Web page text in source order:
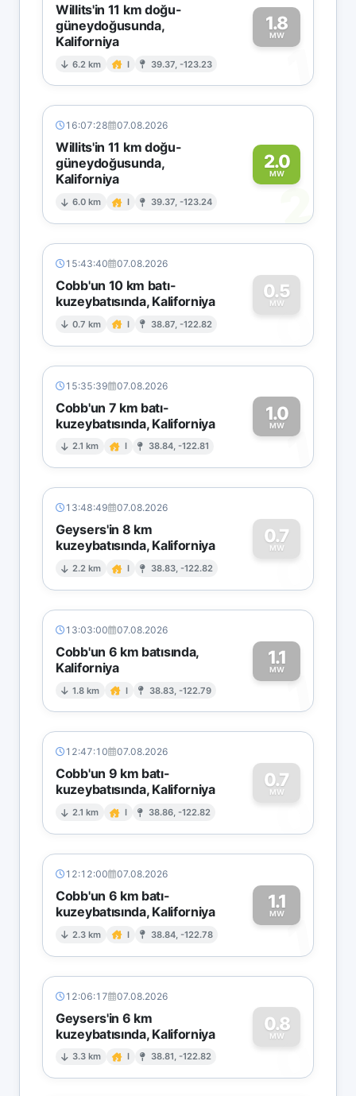
Willits'in 11 km doğu-
güneydoğusunda,
Kaliforniya
6.2 km I 39.37, -123.23
1.8
MW
1
16:07:28 07.08.2026
Willits'in 11 km doğu-
güneydoğusunda,
Kaliforniya
6.0 km I 39.37, -123.24
2.0
MW
2
15:43:40 07.08.2026
Cobb'un 10 km batı-
kuzeybatısında, Kaliforniya
0.7 km I 38.87, -122.82
0.5
MW
0
15:35:39 07.08.2026
Cobb'un 7 km batı-
kuzeybatısında, Kaliforniya
2.1 km I 38.84, -122.81
1.0
MW1
13:48:49 07.08.2026
Geysers'in 8 km
kuzeybatısında, Kaliforniya
2.2 km I 38.83, -122.82
0.7
MW
0
13:03:00 07.08.2026
Cobb'un 6 km batısında,
Kaliforniya
1.8 km I 38.83, -122.79
1.1
MW1
12:47:10 07.08.2026
Cobb'un 9 km batı-
kuzeybatısında, Kaliforniya
2.1 km I 38.86, -122.82
0.7
MW
0
12:12:00 07.08.2026
Cobb'un 6 km batı-
kuzeybatısında, Kaliforniya
2.3 km I 38.84, -122.78
1.1
MW1
12:06:17 07.08.2026
Geysers'in 6 km
kuzeybatısında, Kaliforniya
3.3 km I 38.81, -122.82
0.8
MW
0